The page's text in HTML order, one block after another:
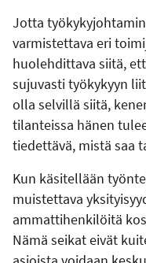
Jotta
varmistettava eri
huolehdittava siitä,
sujuvasti työkykyyn
olla selvillä siitä,
tilanteissa hänen
tiedettävä, mistä saa
Kun käsitellään
muistettava
ammattihenkilöitä
Nämä seikat eivät